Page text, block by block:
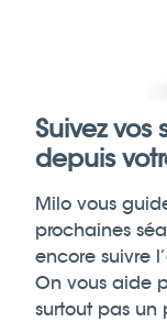
Suivez vos
depuis
Milo vous
prochaines
encore suivre
On vous aide
surtout pas un